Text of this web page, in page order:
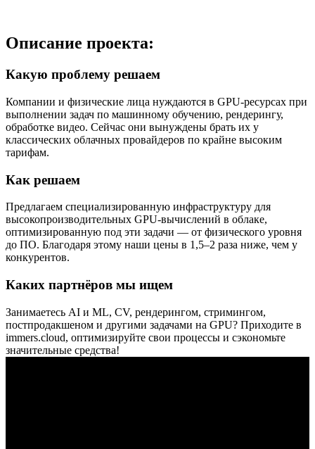
Описание проекта:
Какую проблему решаем
Компании и физические лица нуждаются в GPU-ресурсах при
выполнении задач по машинному обучению, рендерингу,
обработке видео. Сейчас они вынуждены брать их у
классических облачных провайдеров по крайне высоким
тарифам.
Как решаем
Предлагаем специализированную инфраструктуру для
высокопроизводительных GPU-вычислений в облаке,
оптимизированную под эти задачи — от физического уровня
до ПО. Благодаря этому наши цены в 1,5–2 раза ниже, чем у
конкурентов.
Каких партнёров мы ищем
Занимаетесь AI и ML, CV, рендерингом, стримингом,
постпродакшеном и другими задачами на GPU? Приходите в
immers.cloud, оптимизируйте свои процессы и сэкономьте
значительные средства!